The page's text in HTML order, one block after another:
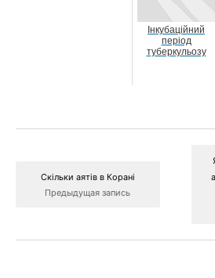
Інкубаційний
період
туберкульозу
Скільки аятів в Корані
Предыдущая запись